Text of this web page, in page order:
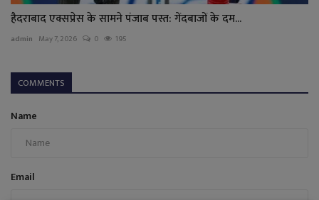
हैदराबाद एक्सप्रेस के सामने पंजाब पस्त: गेंदबाजों के दम...
admin May 7, 2026 0 195
COMMENTS
Name
Email